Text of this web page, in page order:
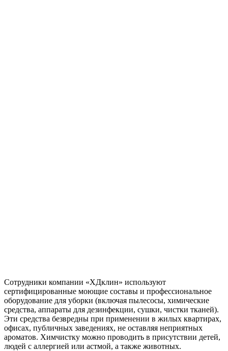
Сотрудники компании «ХДклин» используют
сертифицированные моющие составы и профессиональное
оборудование для уборки (включая пылесосы, химические
средства, аппараты для дезинфекции, сушки, чистки тканей).
Эти средства безвредны при применении в жилых квартирах,
офисах, публичных заведениях, не оставляя неприятных
ароматов. Химчистку можно проводить в присутствии детей,
людей с аллергией или астмой, а также животных.